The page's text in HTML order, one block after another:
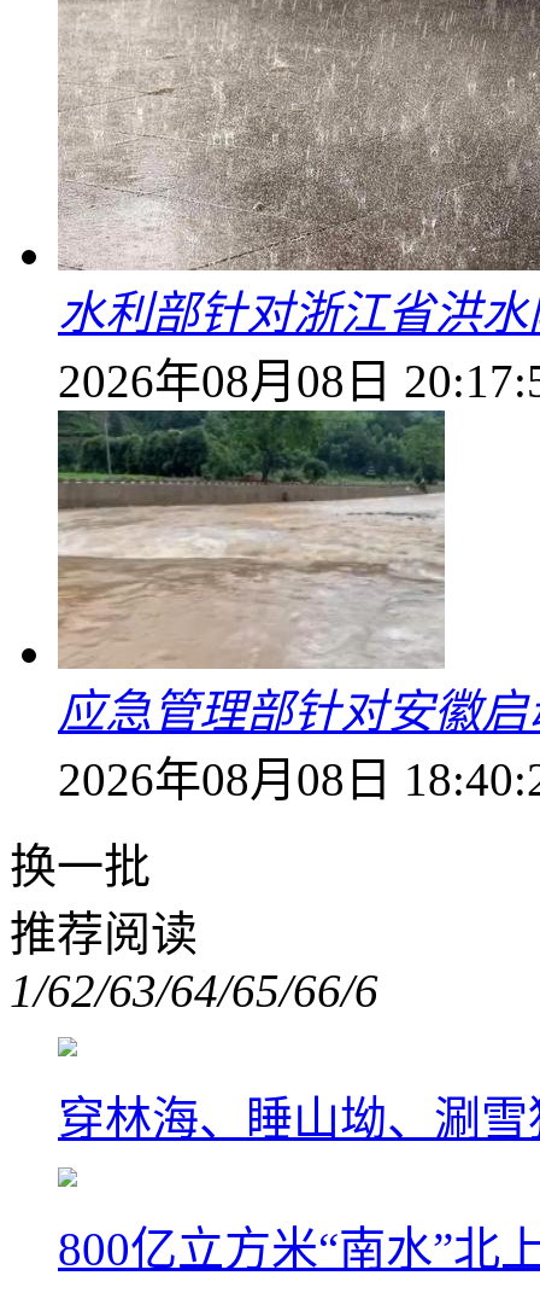
水利部针对浙江省洪
2026年08月08日
应急管理部针对安徽
2026年08月08日
换一批
推荐阅读
1/62/63/64/65/66/6
穿林海、睡山坳、涮
800亿立方米“南水”北